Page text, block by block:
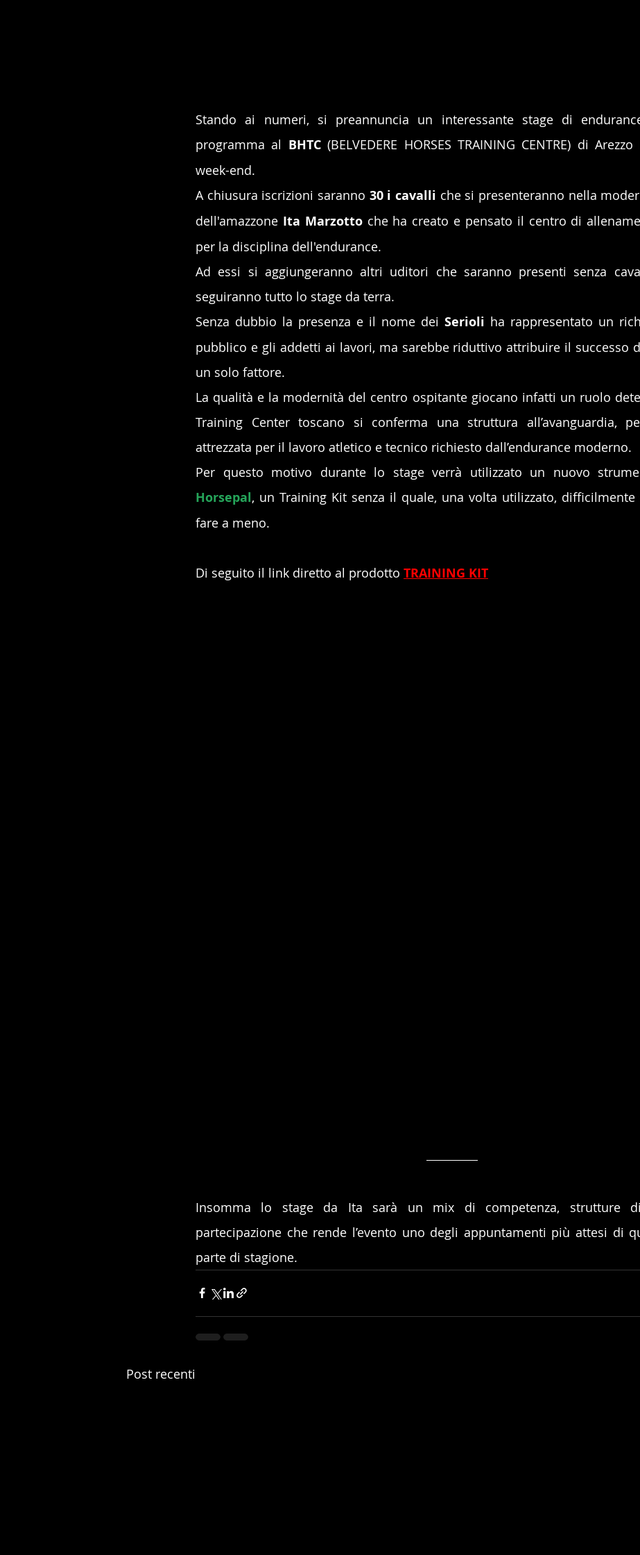
Stando ai numeri, si preannuncia un interessante stage di
programma al BHTC (BELVEDERE HORSES TRAINING CENTRE) di
week-end.
A chiusura iscrizioni saranno 30 i cavalli che si presenteranno nella
dell'amazzone Ita Marzotto che ha creato e pensato il centro di
per la disciplina dell'endurance.
Ad essi si aggiungeranno altri uditori che saranno presenti senza
seguiranno tutto lo stage da terra.
Senza dubbio la presenza e il nome dei Serioli ha rappresentato un
pubblico e gli addetti ai lavori, ma sarebbe riduttivo attribuire il successo
un solo fattore.
La qualità e la modernità del centro ospitante giocano infatti un ruolo
Training Center toscano si conferma una struttura all’avanguardia,
attrezzata per il lavoro atletico e tecnico richiesto dall’endurance moderno.
Horsepal, un Training Kit senza il quale, una volta utilizzato,
fare a meno.
Di seguito il link diretto al prodotto TRAINING KIT
Insomma lo stage da Ita sarà un mix di competenza, strutture
partecipazione che rende l’evento uno degli appuntamenti più attesi di
parte di stagione.
Post recenti